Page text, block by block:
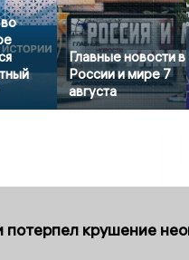
Главные новости в
России и мире 7
августа
крушение